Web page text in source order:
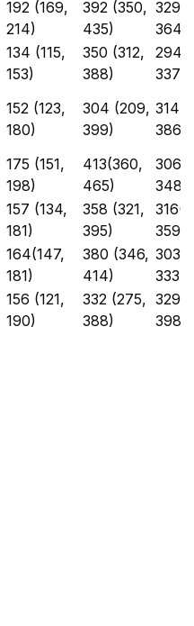
192 (169,
214)
392 (350,
435)
364)
134 (115,
153)
350 (312,
388)
337)
152 (123,
180)
304 (209,
399)
386)
175 (151,
198)
413(360,
465)
306
348)
157 (134,
181)
358 (321,
395)
359)
164(147,
181)
380 (346,
414)
333)
156 (121,
190)
332 (275,
388)
398)